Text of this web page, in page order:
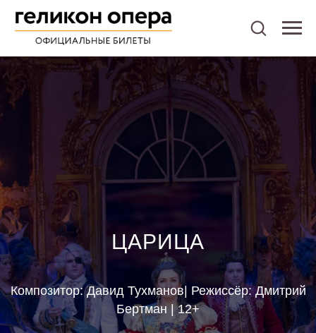
ЦАРИЦА
Композитор: Давид Тухманов| Режиссёр: Дмитрий
Бертман | 12+